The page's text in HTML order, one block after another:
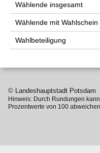
Wählende insgesamt
Wählende mit Wahlschein
Wahlbeteiligung
© Landeshauptstadt Potsdam
Hinweis: Durch Rundungen
Prozentwerte von 100